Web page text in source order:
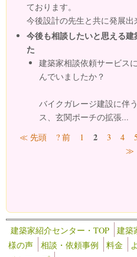
ております。
今後設計の先生と共に発展
今後も相談したいと思える
た
建築家相談依頼サービス
んでいましたか？
バイクガレージ建設に伴
ス、玄関ポーチの拡張...
ページ
≪ 先頭 ? 前 1 2 3 4
≫
建築家紹介センター・TOP 建築
様の声
相談・依頼事例 料金